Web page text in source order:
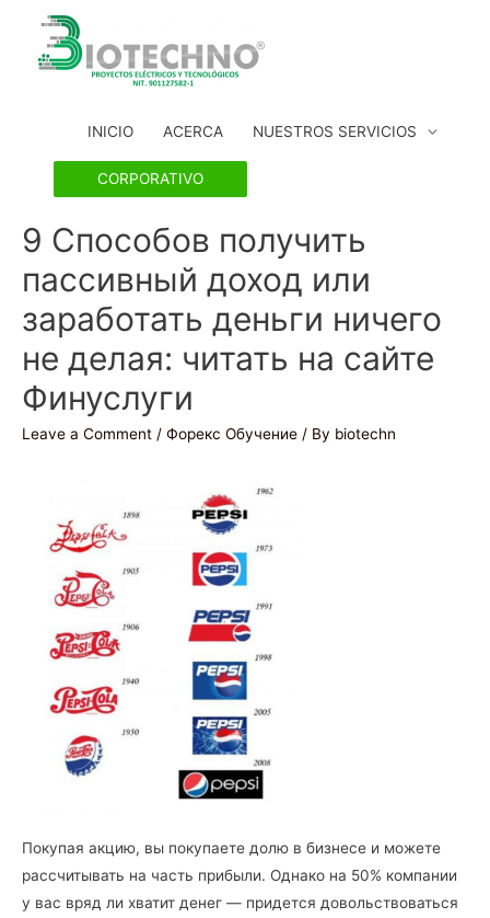
INICIO ACERCA NUESTROS SERVICIOS
CORPORATIVO
9 Способов получить
пассивный доход или
заработать деньги ничего
не делая: читать на сайте
Финуслуги
Leave a Comment / Форекс Обучение / By biotechn
Покупая акцию, вы покупаете долю в бизнесе и можете
рассчитывать на часть прибыли. Однако на 50% компании
у вас вряд ли хватит денег — придется довольствоваться